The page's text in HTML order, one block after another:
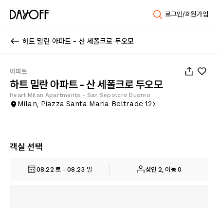
로그인/회원가입
하트 밀란 아파트 - 산 세폴크로 두오모
아파트
하트 밀란 아파트 - 산 세폴크로 두오모
Heart Milan Apartments - San Sepolcro Duomo
Milan, Piazza Santa Maria Beltrade 12
객실 선택
08.22 토 - 08.23 일 성인 2, 아동 0